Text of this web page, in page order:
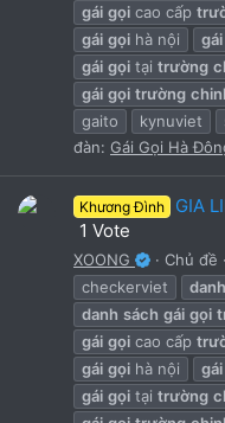
gái gọi cao cấp
gái gọi hà nội gái
gái gọi tại trường
gái gọi trường
gaito
kynuviet
đàn: Gái Gọi Hà
Khương Đình GIA
1 Vote
XOONG Chủ đề
checkerviet
danh
danh sách gái gọi
gái gọi cao cấp
gái gọi hà nội gái
gái gọi tại trường